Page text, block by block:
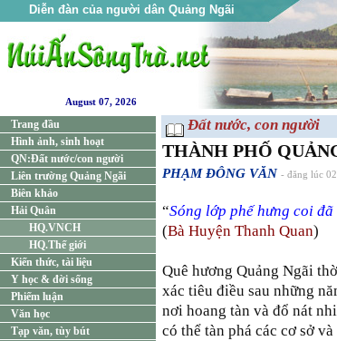
Diễn đàn của người dân Quảng Ngãi
August 07, 2026
Trang đầu
Hình ảnh, sinh hoạt
QN:Đất nước/con người
Liên trường Quảng Ngãi
Biên khảo
Hải Quân
HQ.VNCH
HQ.Thế giới
Kiến thức, tài liệu
Y học & đời sống
Phiếm luận
Văn học
Tạp văn, tùy bút
Đất nước, con người
THÀNH PHỐ
PHẠM ĐÔNG VĂN - đăng lúc
“Sóng lớp phế hưng coi
(Bà Huyện Thanh Quan)
Quê hương Quảng Ngãi
xác tiêu điều sau những
nơi hoang tàn và đổ nát
có thể tàn phá các cơ sở